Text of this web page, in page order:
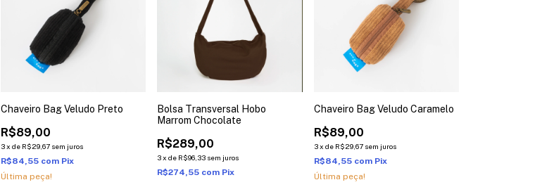
Chaveiro Bag Veludo Preto
R$89,00
3x de R$29,67 sem juros
R$84,55 com Pix
Última peça!
Bolsa Transversal Hobo
Marrom Chocolate
R$289,00
3xde R$96,33 sem juros
R$274,55 com Pix
Chaveiro Bag Veludo Caramelo
R$89,00
3 x de R$29,67 sem juros
R$84,55 com Pix
Última peça!